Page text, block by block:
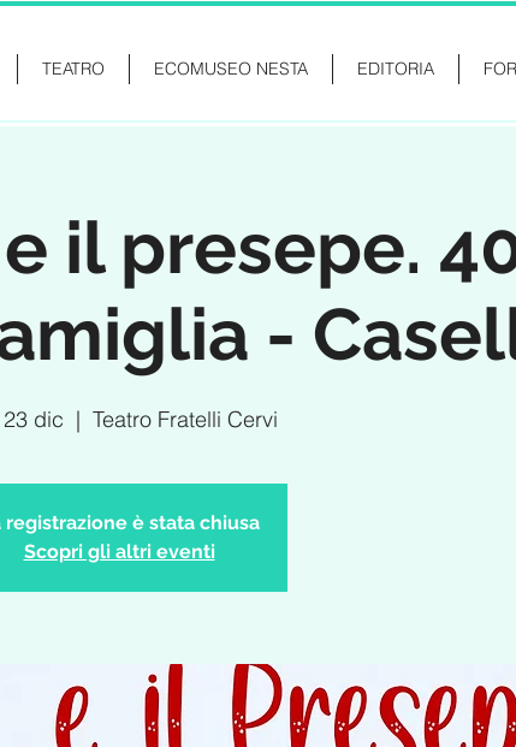
TEATRO ECOMUSEO NESTA EDITORIA
il presepe.
-
dic
  |
Teatro Fratelli Cervi
registrazione è stata chiusa
Scopri gli altri eventi